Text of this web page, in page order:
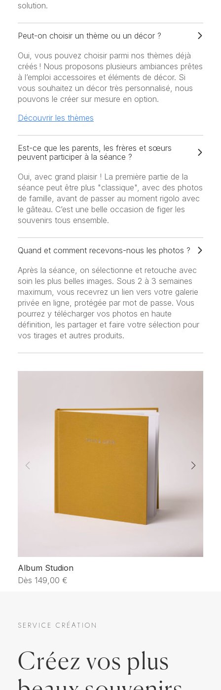
solution.
Peut-on choisir un thème ou un décor ?
Oui, vous pouvez choisir parmi nos thèmes déjà
créés ! Nous proposons plusieurs ambiances prêtes
à l’emploi accessoires et éléments de décor. Si
vous souhaitez un décor très personnalisé, nous
pouvons le créer sur mesure en option.
Découvrir les thèmes
Est-ce que les parents, les frères et sœurs
peuvent participer à la séance ?
Oui, avec grand plaisir ! La première partie de la
séance peut être plus "classique", avec des photos
de famille, avant de passer au moment rigolo avec
le gâteau. C’est une belle occasion de figer les
souvenirs tous ensemble.
Quand et comment recevons-nous les photos ?
Après la séance, on sélectionne et retouche avec
soin les plus belles images. Sous 2 à 3 semaines
maximum, vous recevrez un lien vers votre galerie
privée en ligne, protégée par mot de passe. Vous
pourrez y télécharger vos photos en haute
définition, les partager et faire votre sélection pour
vos tirages et autres produits.
Album Studion
Dès 149,00 €
SERVICE CRÉATION
Créez vos plus